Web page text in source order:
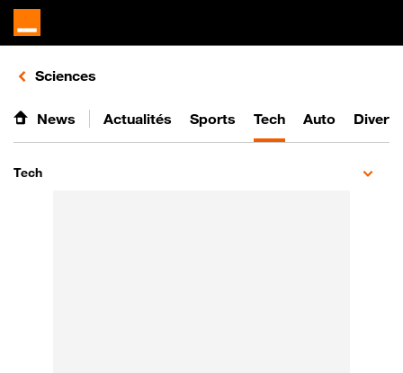
Retours vers le listing d'articles de la catégorie
Sciences
News Actualités Sports Tech Auto
Tech